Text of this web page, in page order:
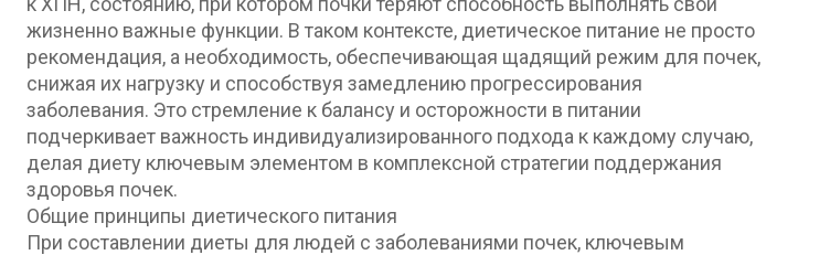
жизненно важные функции. В таком контексте, диетическое питание не просто
рекомендация, а необходимость, обеспечивающая щадящий режим для почек,
снижая их нагрузку и способствуя замедлению прогрессирования
заболевания. Это стремление к балансу и осторожности в питании
подчеркивает важность индивидуализированного подхода к каждому случаю,
делая диету ключевым элементом в комплексной стратегии поддержания
здоровья почек.
Общие принципы диетического питания
При составлении диеты для людей с заболеваниями почек, ключевым